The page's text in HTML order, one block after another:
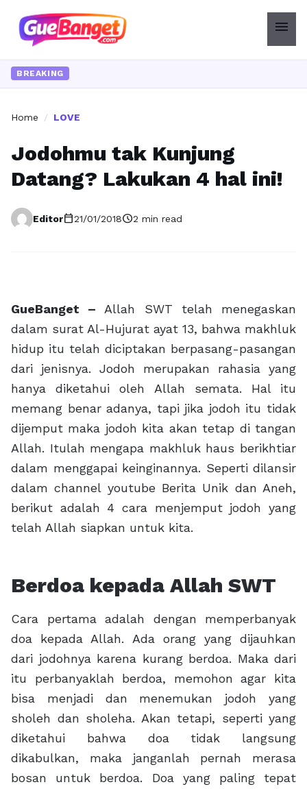
menu
BREAKING
Home / LOVE
Jodohmu tak Kunjung
Datang? Lakukan 4 hal ini!
Editorcalendar_today21/01/2018schedule2 min read
GueBanget – Allah SWT telah menegaskan
dalam surat Al-Hujurat ayat 13, bahwa makhluk
hidup itu telah diciptakan berpasang-pasangan
dari jenisnya. Jodoh merupakan rahasia yang
hanya diketahui oleh Allah semata. Hal itu
memang benar adanya, tapi jika jodoh itu tidak
dijemput maka jodoh kita akan tetap di tangan
Allah. Itulah mengapa makhluk haus berikhtiar
dalam menggapai keinginannya. Seperti dilansir
dalam channel youtube Berita Unik dan Aneh,
berikut adalah 4 cara menjemput jodoh yang
telah Allah siapkan untuk kita.
Berdoa kepada Allah SWT
Cara pertama adalah dengan memperbanyak
doa kepada Allah. Ada orang yang dijauhkan
dari jodohnya karena kurang berdoa. Maka dari
itu perbanyaklah berdoa, memohon agar kita
bisa menjadi dan menemukan jodoh yang
sholeh dan sholeha. Akan tetapi, seperti yang
diketahui bahwa doa tidak langsung
dikabulkan, maka janganlah pernah merasa
bosan untuk berdoa. Doa yang paling tepat